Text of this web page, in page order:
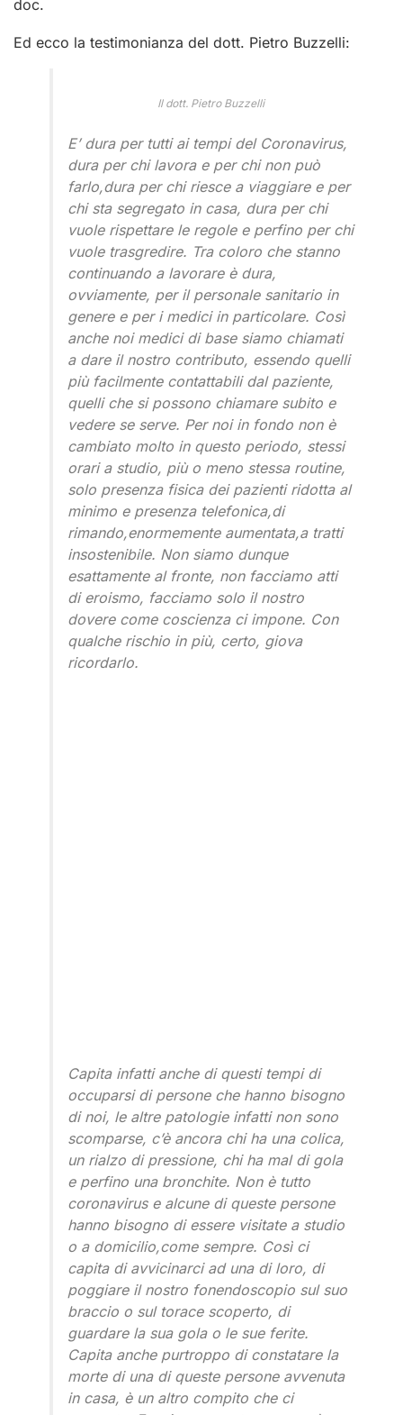
doc.
Ed ecco la testimonianza del dott. Pietro Buzzelli:
Il dott. Pietro Buzzelli
E’ dura per tutti ai tempi del Coronavirus,
dura per chi lavora e per chi non può
farlo,dura per chi riesce a viaggiare e per
chi sta segregato in casa, dura per chi
vuole rispettare le regole e perfino per chi
vuole trasgredire. Tra coloro che stanno
continuando a lavorare è dura,
ovviamente, per il personale sanitario in
genere e per i medici in particolare. Così
anche noi medici di base siamo chiamati
a dare il nostro contributo, essendo quelli
più facilmente contattabili dal paziente,
quelli che si possono chiamare subito e
vedere se serve. Per noi in fondo non è
cambiato molto in questo periodo, stessi
orari a studio, più o meno stessa routine,
solo presenza fisica dei pazienti ridotta al
minimo e presenza telefonica,di
rimando,enormemente aumentata,a tratti
insostenibile. Non siamo dunque
esattamente al fronte, non facciamo atti
di eroismo, facciamo solo il nostro
dovere come coscienza ci impone. Con
qualche rischio in più, certo, giova
ricordarlo.
Capita infatti anche di questi tempi di
occuparsi di persone che hanno bisogno
di noi, le altre patologie infatti non sono
scomparse, c’è ancora chi ha una colica,
un rialzo di pressione, chi ha mal di gola
e perfino una bronchite. Non è tutto
coronavirus e alcune di queste persone
hanno bisogno di essere visitate a studio
o a domicilio,come sempre. Così ci
capita di avvicinarci ad una di loro, di
poggiare il nostro fonendoscopio sul suo
braccio o sul torace scoperto, di
guardare la sua gola o le sue ferite.
Capita anche purtroppo di constatare la
morte di una di queste persone avvenuta
in casa, è un altro compito che ci